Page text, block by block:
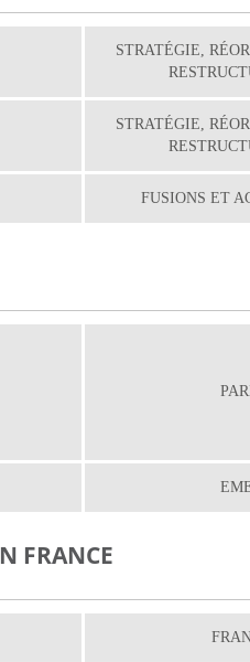
STRATÉGIE,
STRATÉGIE,
FUSIONS ET
FRANCE